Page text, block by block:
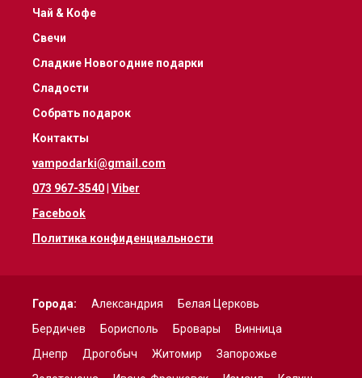
Чай & Кофе
Свечи
Сладкие Новогодние подарки
Сладости
Собрать подарок
Контакты
vampodarki@gmail.com
073 967-3540 Viber
Facebook
Политика конфиденциальности
Города: Александрия
Белая Церковь
Бердичев
Борисполь Бровары
Винница
Днепр
Дрогобыч Житомир
Запорожье